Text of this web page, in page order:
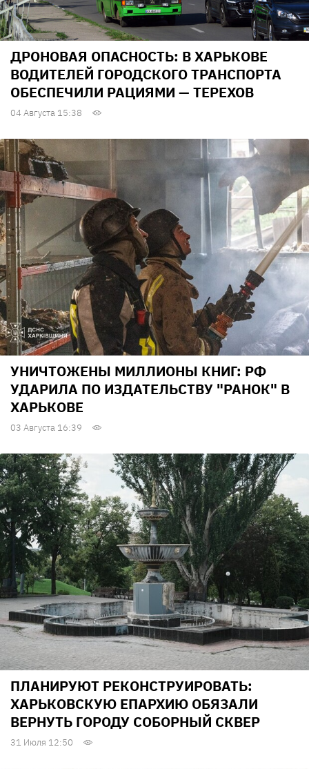
ДРОНОВАЯ ОПАСНОСТЬ: В ХАРЬКОВЕ
ВОДИТЕЛЕЙ ГОРОДСКОГО ТРАНСПОРТА
ОБЕСПЕЧИЛИ РАЦИЯМИ — ТЕРЕХОВ
04 Августа 15:38
УНИЧТОЖЕНЫ МИЛЛИОНЫ КНИГ: РФ
УДАРИЛА ПО ИЗДАТЕЛЬСТВУ "РАНОК" В
ХАРЬКОВЕ
03 Августа 16:39
ПЛАНИРУЮТ РЕКОНСТРУИРОВАТЬ:
ХАРЬКОВСКУЮ ЕПАРХИЮ ОБЯЗАЛИ
ВЕРНУТЬ ГОРОДУ СОБОРНЫЙ СКВЕР
31 Июля 12:50